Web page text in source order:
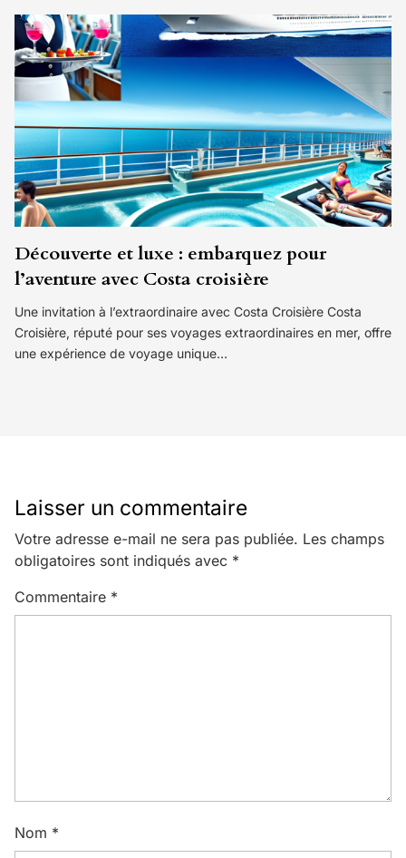
Découverte et luxe : embarquez pour
l’aventure avec Costa croisière
Une invitation à l’extraordinaire avec Costa Croisière Costa
Croisière, réputé pour ses voyages extraordinaires en mer, offre
une expérience de voyage unique…
Laisser un commentaire
Votre adresse e-mail ne sera pas publiée. Les champs
obligatoires sont indiqués avec *
Commentaire *
Nom *